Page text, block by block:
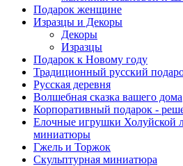
Подарок женщине
Изразцы и Декоры
Декоры
Изразцы
Подарок к Новому году
Традиционный русский
Русская деревня
Волшебная сказка вашего дома
Корпоративный подарок -
Елочные игрушки Холуйской
миниатюры
Гжель и Торжок
Скульптурная миниатюра